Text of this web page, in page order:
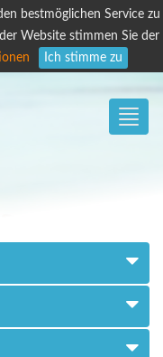
bestmöglichen Service zu
Website stimmen Sie der
Ich stimme zu
Toggle